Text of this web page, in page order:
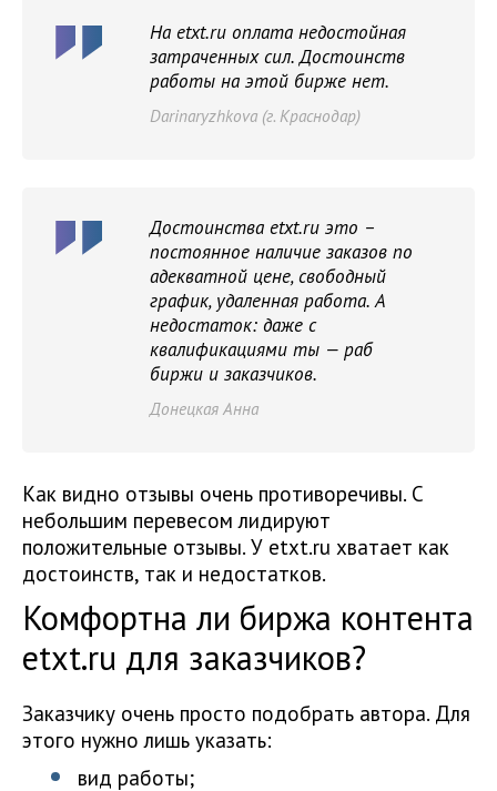
На etxt.ru оплата недостойная
затраченных сил. Достоинств
работы на этой бирже нет.
Darinaryzhkova (г. Краснодар)
Достоинства etxt.ru это –
постоянное наличие заказов по
адекватной цене, свободный
график, удаленная работа. А
недостаток: даже с
квалификациями ты — раб
биржи и заказчиков.
Донецкая Анна
Как видно отзывы очень противоречивы. С
небольшим перевесом лидируют
положительные отзывы. У etxt.ru хватает как
достоинств, так и недостатков.
Комфортна ли биржа контента
etxt.ru для заказчиков?
Заказчику очень просто подобрать автора. Для
этого нужно лишь указать:
вид работы;